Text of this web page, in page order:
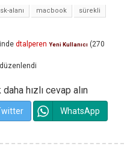
alanı macbook
sürekli
dtalperen Yeni Kullanıcı (270
düzenlendi
hızlı cevap alın
WhatsApp